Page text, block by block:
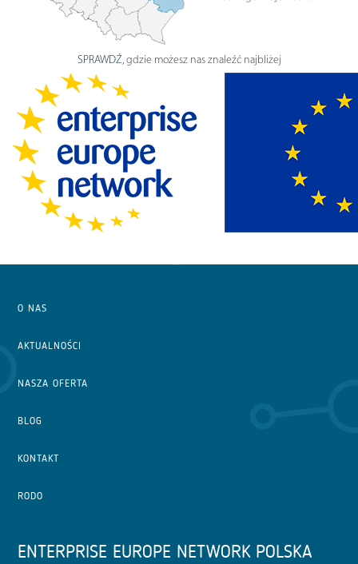
SPRAWDŹ, gdzie możesz nas znaleźć najbliżej
O NAS
AKTUALNOŚCI
NASZA OFERTA
BLOG
KONTAKT
RODO
ENTERPRISE EUROPE NETWORK POLSKA